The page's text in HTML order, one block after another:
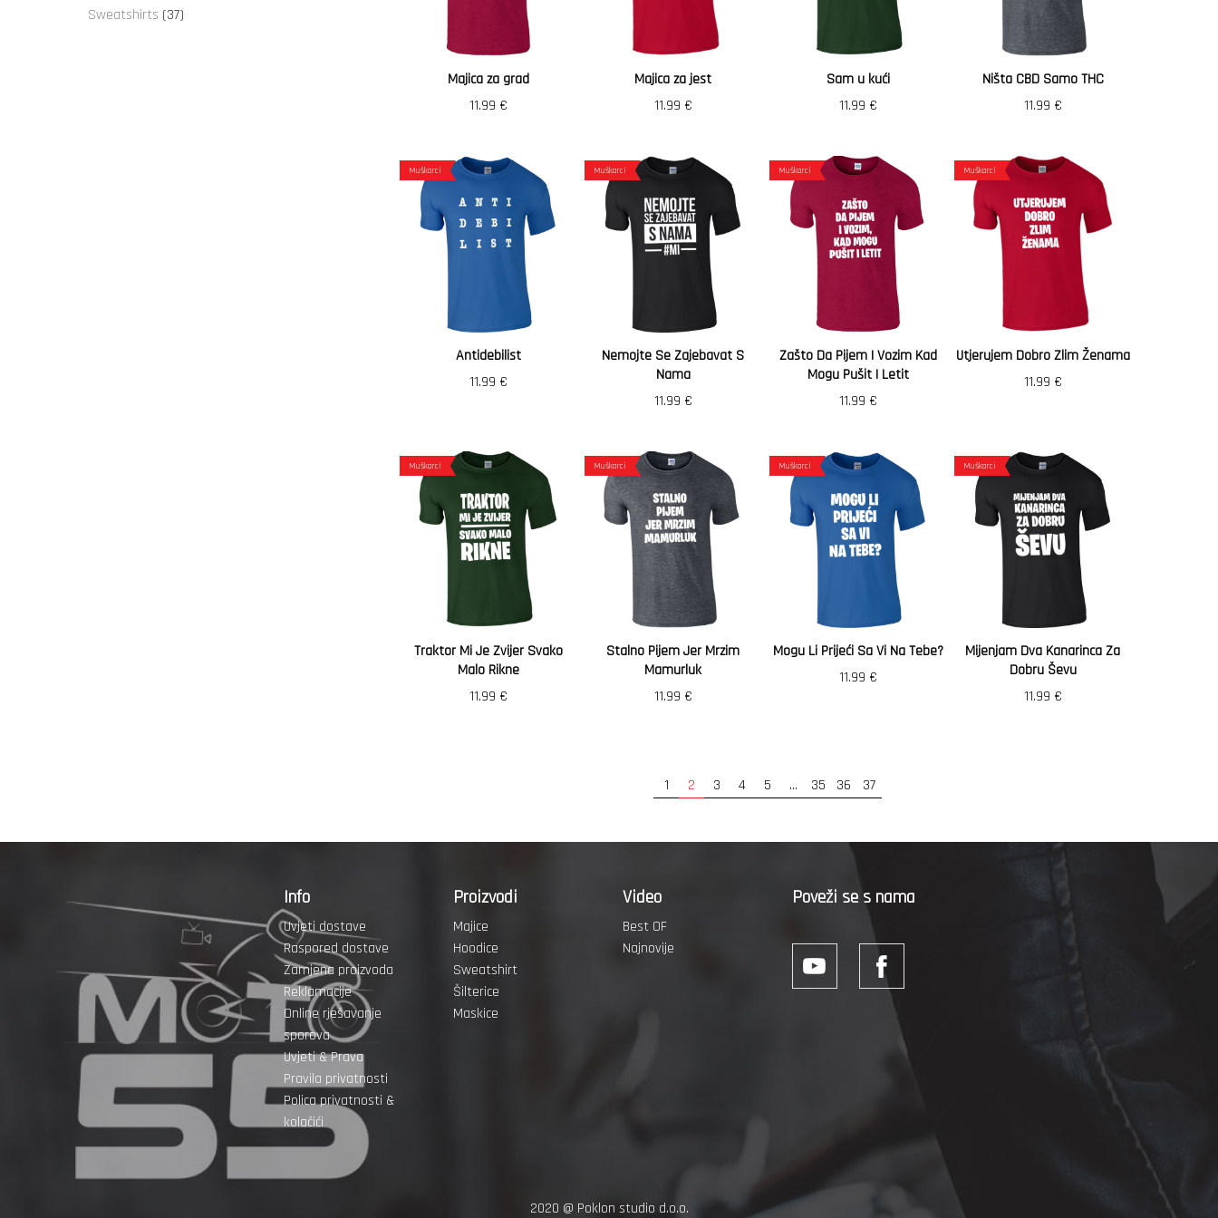
Majica za grad
11.99 €
Majica za jest
11.99 €
Sam u kući
11.99 €
Ništa CBD Samo THC
11.99 €
Muškarci
Antidebilist
11.99 €
Muškarci
Nemojte Se Zajebavat S
Nama
11.99 €
Muškarci
Zašto Da Pijem I Vozim Kad
Mogu Pušit I Letit
11.99 €
Muškarci
Utjerujem Dobro Zlim Ženama
11.99 €
Muškarci
Traktor Mi Je Zvijer Svako
Malo Rikne
11.99 €
Muškarci
Stalno Pijem Jer Mrzim
Mamurluk
11.99 €
Muškarci
Mogu Li Prijeći Sa Vi Na Tebe?
11.99 €
Muškarci
Mijenjam Dva Kanarinca Za
Dobru Ševu
11.99 €
1 2 3 4 5 … 35 36 37
proizvoda
Sweatshirts 3737
Info
Uvjeti dostave
Raspored dostave
Zamjena proizvoda
Reklamacije
Online rješavanje
sporova
Uvjeti & Prava
Pravila privatnosti
Polica privatnosti &
kolačići
Proizvodi
Majice
Hoodice
Sweatshirt
Šilterice
Maskice
Video
Best OF
Najnovije
Poveži se s nama
2020 @ Poklon studio d.o.o.